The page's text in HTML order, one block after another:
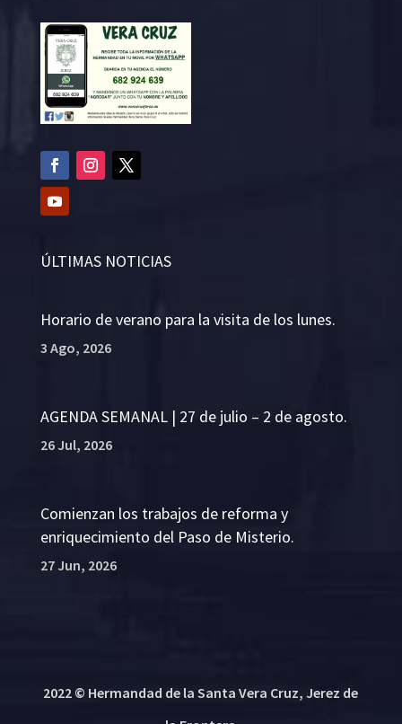
ÚLTIMAS NOTICIAS
Horario de verano para la visita de los lunes.
3 Ago, 2026
AGENDA SEMANAL | 27 de julio – 2 de agosto.
26 Jul, 2026
Comienzan los trabajos de reforma y
enriquecimiento del Paso de Misterio.
27 Jun, 2026
2022 © Hermandad de la Santa Vera Cruz, Jerez de